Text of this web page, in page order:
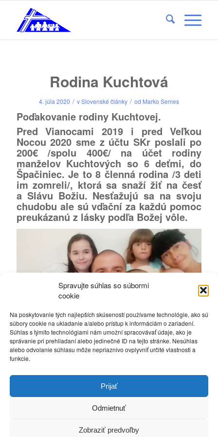
Spravujte súhlas so súbormi
cookie
Na poskytovanie tých najlepších skúseností používame technológie, ako sú
súbory cookie na ukladanie a/alebo prístup k informáciám o zariadení.
Súhlas s týmito technológiami nám umožní spracovávať údaje, ako je
správanie pri prehliadaní alebo jedinečné ID na tejto stránke. Nesúhlas
alebo odvolanie súhlasu môže nepriaznivo ovplyvniť určité vlastnosti a
funkcie.
Prijať
Odmietnuť
Zobraziť predvoľby
Rodina Kuchtová
4. júla 2020 / vSlovenské články / od Marko Semes
Poďakovanie rodiny Kuchtovej.
Pred Vianocami 2019 i pred Veľkou
Nocou 2020 sme z účtu SKr poslali po
200€ /spolu 400€/ na účet rodiny
manželov Kuchtových so 6 deťmi, do
Špačiniec. Je to 8 členná rodina /3 deti
im zomreli/, ktorá sa snaží žiť na česť
a Slávu Božiu. Nesťažujú sa na svoju
chudobu ale sú vďační za každú pomoc
preukázanú z lásky podľa Božej vôle.